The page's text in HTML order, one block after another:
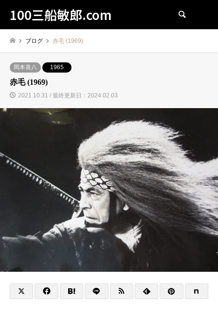
100三船敏郎.com
ブログ 赤毛 (1969)
岡本喜八 1965
赤毛 (1969)
2021.10.31 / 最終更新日：2024.02.03